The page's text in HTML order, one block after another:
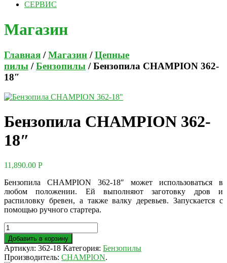
СЕРВИС
Магазин
Главная /Магазин /Цепные
пилы /Бензопилы / Бензопила CHAMPION 362-
18″
Бензопила CHAMPION 362-
18″
11,890.00 Р
Бензопила CHAMPION 362-18″ может использоваться в
любом положении. Ей выполняют заготовку дров и
распиловку бревен, а также валку деревьев. Запускается с
помощью ручного стартера.
Добавить в корзину
Артикул: 362-18 Категория: Бензопилы
Производитель: CHAMPION.